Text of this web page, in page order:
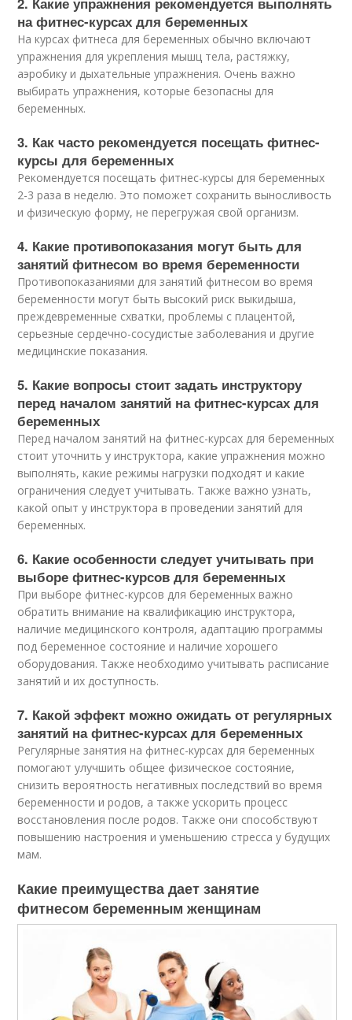
на фитнес-курсах для беременных
На курсах фитнеса для беременных обычно включают
упражнения для укрепления мышц тела, растяжку,
аэробику и дыхательные упражнения. Очень важно
выбирать упражнения, которые безопасны для
беременных.
3. Как часто рекомендуется посещать фитнес-
курсы для беременных
Рекомендуется посещать фитнес-курсы для беременных
2-3 раза в неделю. Это поможет сохранить выносливость
и физическую форму, не перегружая свой организм.
4. Какие противопоказания могут быть для
занятий фитнесом во время беременности
Противопоказаниями для занятий фитнесом во время
беременности могут быть высокий риск выкидыша,
преждевременные схватки, проблемы с плацентой,
серьезные сердечно-сосудистые заболевания и другие
медицинские показания.
5. Какие вопросы стоит задать инструктору
перед началом занятий на фитнес-курсах для
беременных
Перед началом занятий на фитнес-курсах для беременных
стоит уточнить у инструктора, какие упражнения можно
выполнять, какие режимы нагрузки подходят и какие
ограничения следует учитывать. Также важно узнать,
какой опыт у инструктора в проведении занятий для
беременных.
6. Какие особенности следует учитывать при
выборе фитнес-курсов для беременных
При выборе фитнес-курсов для беременных важно
обратить внимание на квалификацию инструктора,
наличие медицинского контроля, адаптацию программы
под беременное состояние и наличие хорошего
оборудования. Также необходимо учитывать расписание
занятий и их доступность.
7. Какой эффект можно ожидать от регулярных
занятий на фитнес-курсах для беременных
Регулярные занятия на фитнес-курсах для беременных
помогают улучшить общее физическое состояние,
снизить вероятность негативных последствий во время
беременности и родов, а также ускорить процесс
восстановления после родов. Также они способствуют
повышению настроения и уменьшению стресса у будущих
мам.
Какие преимущества дает занятие
фитнесом беременным женщинам